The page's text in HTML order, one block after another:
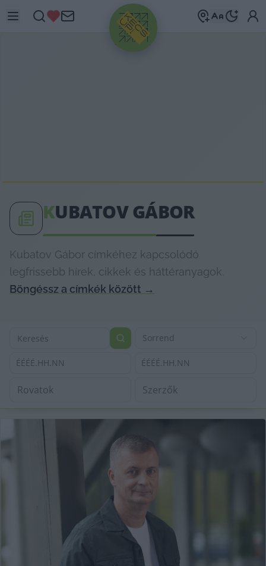
HIRDETÉS
KUBATOV GÁBOR
Kubatov Gábor címkéhez kapcsolódó
legfrissebb hírek, cikkek és háttéranyagok.
Böngéssz a címkék között →
Sorrend
ÉÉÉÉ.HH.NN ÉÉÉÉ.HH.NN